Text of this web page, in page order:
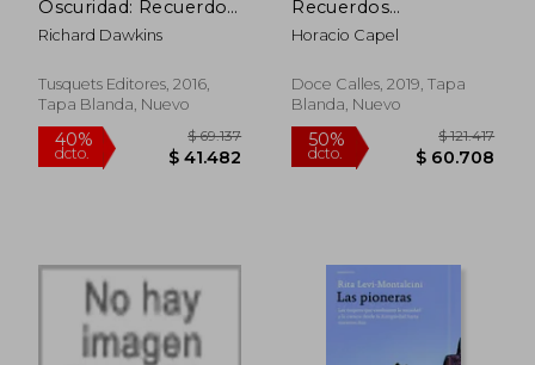
50%
dcto.
$ 131.008
$ 65.504
40%
dcto.
Oscuridad: Recuerdos
de una Vida Dedicada
a la Ciencia
Richard Dawkins
Tusquets Editores, 2016,
Tapa Blanda, Nuevo
Recuerdos
Personales
(Humanitas)
Horacio Capel
Doce Calles, 2019, Tapa
Blanda, Nuevo